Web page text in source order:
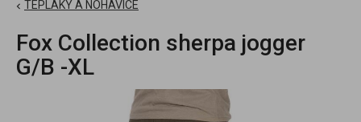
TEPLÁKY A NOHAVICE
Fox Collection sherpa jogger
G/B -XL